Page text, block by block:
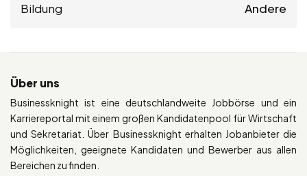
Bildung Andere
Über uns
Businessknight ist eine deutschlandweite Jobbörse und ein
Karriereportal mit einem großen Kandidatenpool für Wirtschaft
und Sekretariat. Über Businessknight erhalten Jobanbieter die
Möglichkeiten, geeignete Kandidaten und Bewerber aus allen
Bereichen zu finden.